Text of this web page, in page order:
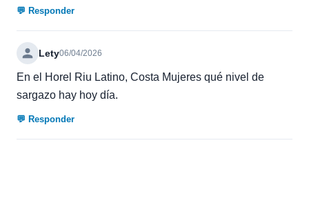
💬 Responder
Lety06/04/2026
En el Horel Riu Latino, Costa Mujeres qué nivel de
sargazo hay hoy día.
💬 Responder